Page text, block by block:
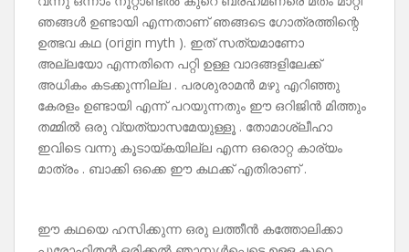
ഞങ്ങൾ ഉണ്ടായി എന്നതാണ് ഞങ്ങടെ ഗോത്രത്തിന്റെ
ഉത്ഭവ കഥ (origin myth ). ഇത് സത്യമാണോ
അല്ലയോ എന്നതിനെ പറ്റി ഉള്ള വാദങ്ങളിലേക്ക്
അധികം കടക്കുന്നില്ല . പരശുരാമൻ മഴു എറിഞ്ഞു
കേരളം ഉണ്ടായി എന്ന് പറയുന്നതും ഈ ഒറിജിൻ മിത്തും
തമ്മിൽ ഒരു വ്യത്യാസമേയുള്ളൂ . തോമാശ്ലീഹാ
ഇവിടെ വന്നു കൂടായ്കയില്ല എന്ന ഒരൊറ്റ കാര്യം
മാത്രം . ബാക്കി ഒക്കെ ഈ കഥക്ക് എതിരാണ് .
ഈ കഥയെ ഹസിക്കുന്ന ഒരു ലത്തീൻ കത്തോലിക്കാ